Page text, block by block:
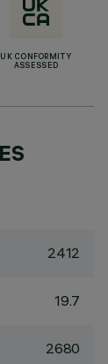
UK CONFORMITY
ASSESSED
2412
19.7
2680